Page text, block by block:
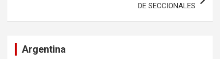
DE SECCIONALES
Argentina